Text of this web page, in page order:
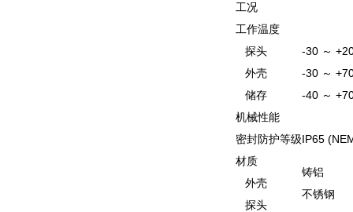
工况
工作温度
探头
外壳
储存
-30 ～
-30 ～
-40 ～
机械性能
密封防护等级IP65
材质
外壳
探头
铸铝
不锈钢